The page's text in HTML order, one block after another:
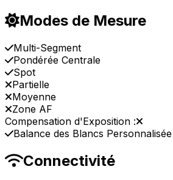
Modes de Mesure
Multi-Segment
Pondérée Centrale
Spot
Partielle
Moyenne
Zone AF
Compensation d'Exposition :
Balance des Blancs Personnalisée
Connectivité